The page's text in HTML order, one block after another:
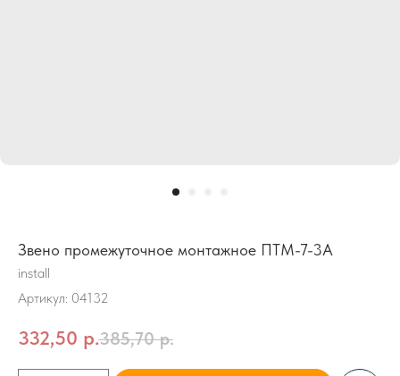
Звено промежуточное монтажное ПТМ-7-3А
install
Артикул: 04132
332,50 р.385,70 р.